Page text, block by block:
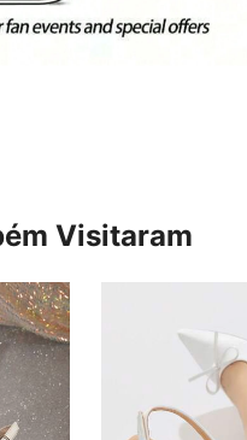
Visitaram